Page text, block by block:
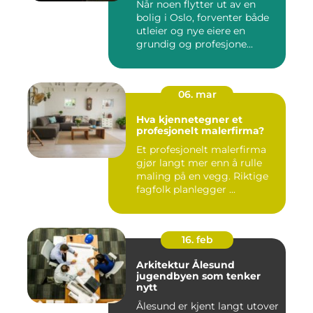
Når noen flytter ut av en
bolig i Oslo, forventer både
utleier og nye eiere en
grundig og profesjone...
06. mar
Hva kjennetegner et
profesjonelt malerfirma?
Et profesjonelt malerfirma
gjør langt mer enn å rulle
maling på en vegg. Riktige
fagfolk planlegger ...
16. feb
Arkitektur Ålesund
jugendbyen som tenker
nytt
Ålesund er kjent langt utover